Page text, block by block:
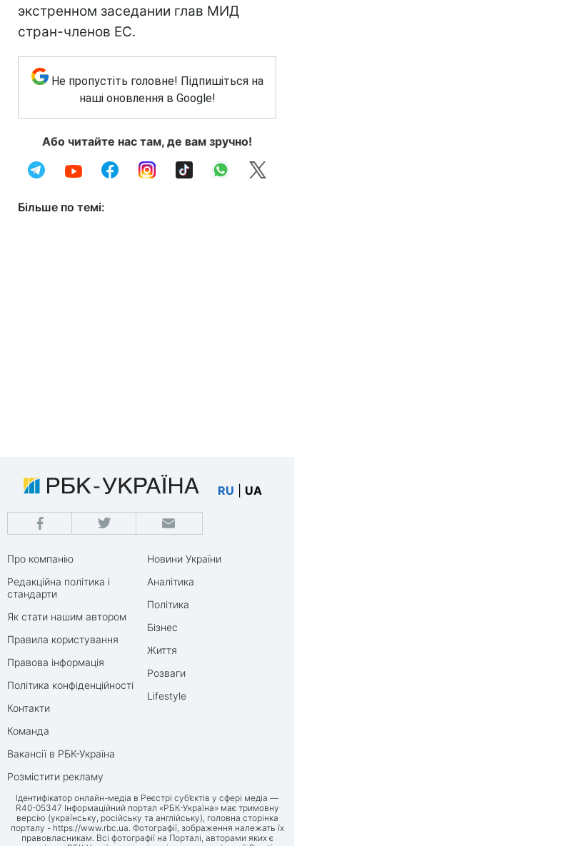
экстренном заседании глав МИД
стран-членов ЕС.
Не пропустіть головне! Підпишіться на
наші оновлення в Google!
Або читайте нас там, де вам зручно!
Більше по темі:
RU UA
Про компанію
Редакційна політика і
стандарти
Як стати нашим автором
Правила користування
Правова інформація
Політика конфіденційності
Контакти
Команда
Вакансії в РБК-Україна
Розмістити рекламу
Новини України
Аналітика
Політика
Бізнес
Життя
Розваги
Lifestyle
Ідентифікатор онлайн-медіа в Реєстрі суб’єктів у сфері медіа —
R40-05347 Інформаційний портал «РБК-Україна» має тримовну
версію (українську, російську та англійську), головна сторінка
порталу - https://www.rbc.ua. Фотографії, зображення належать їх
правовласникам. Всі фотографії на Порталі, авторами яких є